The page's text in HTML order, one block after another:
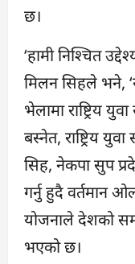
छ।
‘हामी निश्चित
मिलन सिहले भने,
भेलामा राष्ट्रिय
बस्नेत, राष्ट्रिय
सिह, नेकपा सुप
गर्नु हुदै वर्तमान
योजनाले देशको
भएको छ।